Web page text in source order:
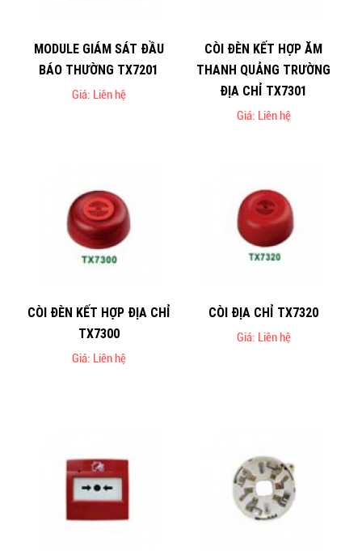
MODULE GIÁM SÁT ĐẦU
BÁO THƯỜNG TX7201
Giá: Liên hệ
CÒI ĐÈN KẾT HỢP ĂM
THANH QUẢNG TRƯỜNG
ĐỊA CHỈ TX7301
Giá: Liên hệ
CÒI ĐÈN KẾT HỢP ĐỊA CHỈ
TX7300
Giá: Liên hệ
CÒI ĐỊA CHỈ TX7320
Giá: Liên hệ